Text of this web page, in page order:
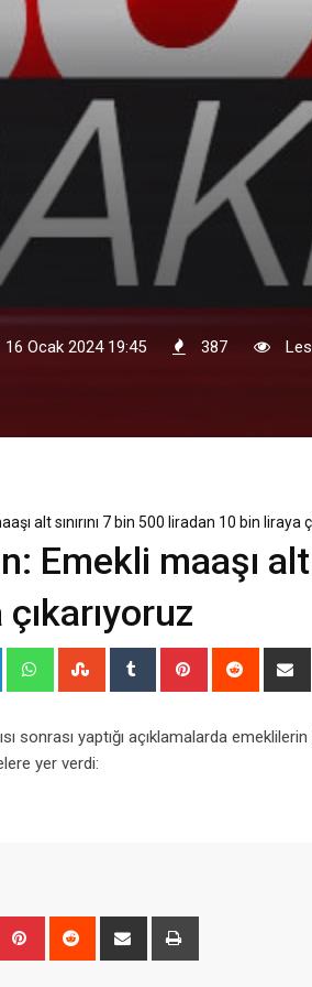
Ocak 2024 19:45 387
alt sınırını 7 bin 500 liradan 10 bin liraya
Emekli maaşı alt
WhatsappStumbleUpon
Tumblr Pinterest Reddit
sonrası yaptığı açıklamalarda
yer verdi:
Pinterest Reddit
Share